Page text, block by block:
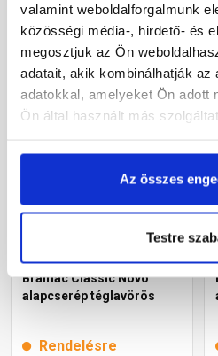
valamint weboldalforgalmunk
közösségi média-, hirdető- és
megosztjuk az Ön
adatait, akik kombinálhatják az
adatokkal, amelyeket Ön adott
Ön által használt más
Az összes
Testre
375 Ft/ db
Megnézem
Bramac Classic Novo
alapcserép téglavörös
Rendelésre